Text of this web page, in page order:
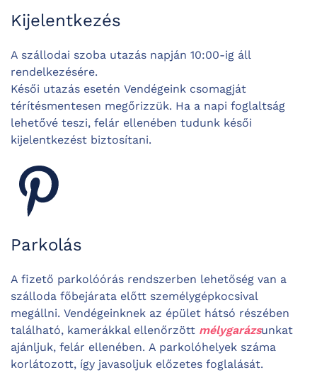
Kijelentkezés
A szállodai szoba utazás napján 10:00-ig áll
rendelkezésére.
Késői utazás esetén Vendégeink csomagját
térítésmentesen megőrizzük. Ha a napi foglaltság
lehetővé teszi, felár ellenében tudunk késői
kijelentkezést biztosítani.
Parkolás
A fizető parkolóórás rendszerben lehetőség van a
szálloda főbejárata előtt személygépkocsival
megállni. Vendégeinknek az épület hátsó részében
található, kamerákkal ellenőrzött mélygarázsunkat
ajánljuk, felár ellenében. A parkolóhelyek száma
korlátozott, így javasoljuk előzetes foglalását.